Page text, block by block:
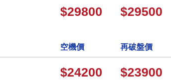
$29800 $29500
空機價 再破盤價
$24200 $23900